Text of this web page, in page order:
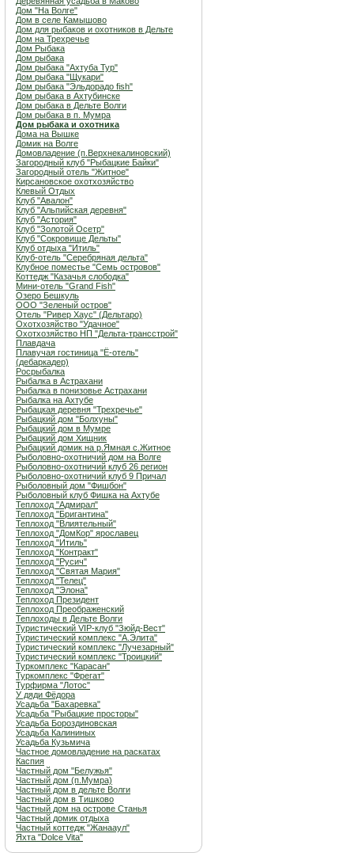
Дом "На Волге"
Дом в селе Камышово
Дом для рыбаков и охотников в Дельте
Дом на Трехречье
Дом Рыбака
Дом рыбака
Дом рыбака "Ахтуба Тур"
Дом рыбака "Щукари"
Дом рыбака "Эльдорадо fish"
Дом рыбака в Ахтубинске
Дом рыбака в Дельте Волги
Дом рыбака в п. Мумра
Дом рыбака и охотника
Дома на Вышке
Домик на Волге
Домовладение (п.Верхнекалиновский)
Загородный клуб "Рыбацкие Байки"
Загородный отель "Житное"
Кирсановское охотхозяйство
Клевый Отдых
Клуб "Авалон"
Клуб "Альпийская деревня"
Клуб "Астория"
Клуб "Золотой Осетр"
Клуб "Сокровище Дельты"
Клуб отдыха "Итиль"
Клуб-отель "Серебряная дельта"
Клубное поместье "Семь островов"
Коттедж "Казачья слободка"
Мини-отель "Grand Fish"
Озеро Бешкуль
ООО "Зеленый остров"
Отель "Ривер Хаус" (Дельтаро)
Охотхозяйство "Удачное"
Охотхозяйство НП "Дельта-трансстрой"
Плавдача
Плавучая гостиница "Ё-отель"
(дебаркадер)
Росрыбалка
Рыбалка в Астрахани
Рыбалка в понизовье Астрахани
Рыбалка на Ахтубе
Рыбацкая деревня "Трехречье"
Рыбацкий дом "Болхуны"
Рыбацкий дом в Мумре
Рыбацкий дом Хищник
Рыбацкий домик на р.Ямная с.Житное
Рыболовно-охотничий дом на Волге
Рыболовно-охотничий клуб 26 регион
Рыболовно-охотничий клуб 9 Причал
Рыболовный дом "Фишбон"
Рыболовный клуб Фишка на Ахтубе
Теплоход "Адмирал"
Теплоход "Бригантина"
Теплоход "Влиятельный"
Теплоход "ДомКор" ярославец
Теплоход "Итиль"
Теплоход "Контракт"
Теплоход "Русич"
Теплоход "Святая Мария"
Теплоход "Телец"
Теплоход "Элона"
Теплоход Президент
Теплоход Преображенский
Теплоходы в Дельте Волги
Туристический VIP-клуб "Зюйд-Вест"
Туристический комплекс "А.Элита"
Туристический комплекс "Лучезарный"
Туристический комплекс "Троицкий"
Туркомплекс "Карасан"
Туркомплекс "Фрегат"
Турфирма "Лотос"
У дяди Фёдора
Усадьба "Бахаревка"
Усадьба "Рыбацкие просторы"
Усадьба Бороздиновская
Усадьба Калининых
Усадьба Кузьмича
Частное домовладение на раскатах
Каспия
Частный дом "Белужья"
Частный дом (п.Мумра)
Частный дом в дельте Волги
Частный дом в Тишково
Частный дом на острове Станья
Частный домик отдыха
Частный коттедж "Жанааул"
Яхта "Dolce Vita"